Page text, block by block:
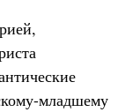
младшему